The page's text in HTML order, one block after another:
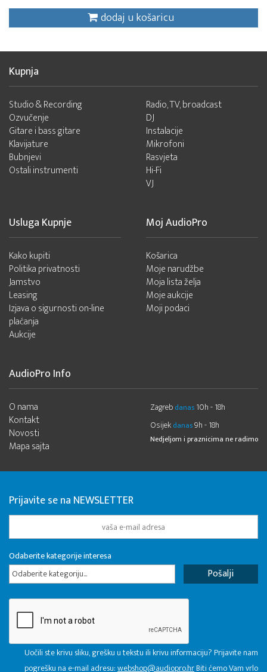
dodaj u košaricu
Kupnja
Studio & Recording
Ozvučenje
Gitare i bass gitare
Klavijature
Bubnjevi
Ostali instrumenti
Radio, TV, broadcast
DJ
Instalacije
Mikrofoni
Rasvjeta
Hi-Fi
VJ
Usluga Kupnje
Kako kupiti
Politika privatnosti
Jamstvo
Leasing
Izjava o sigurnosti on-line
plaćanja
Aukcije
Moj AudioPro
Košarica
Moje narudžbe
Moja lista želja
Moje aukcije
Moji podaci
AudioPro Info
O nama
Kontakt
Novosti
Mapa sajta
Zagreb danas 10h - 18h
Osijek danas9h - 18h
Nedjeljom i praznicima ne radimo
Prijavite se na NEWSLETTER
Odaberite kategorije interesa
Odaberite kategoriju...
Uočili ste krivu sliku, grešku u tekstu ili krivu informaciju? Prijavite nam
pogrešku na e-mail adresu:webshop@audiopro.hrBiti ćemo Vam vrlo